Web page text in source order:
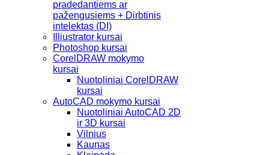
pradedantiems ar
pažengusiems + Dirbtinis
intelektas (DI)
Illiustrator kursai
Photoshop kursai
CorelDRAW mokymo
kursai
Nuotoliniai CorelDRAW
kursai
AutoCAD mokymo kursai
Nuotoliniai AutoCAD 2D
ir 3D kursai
Vilnius
Kaunas